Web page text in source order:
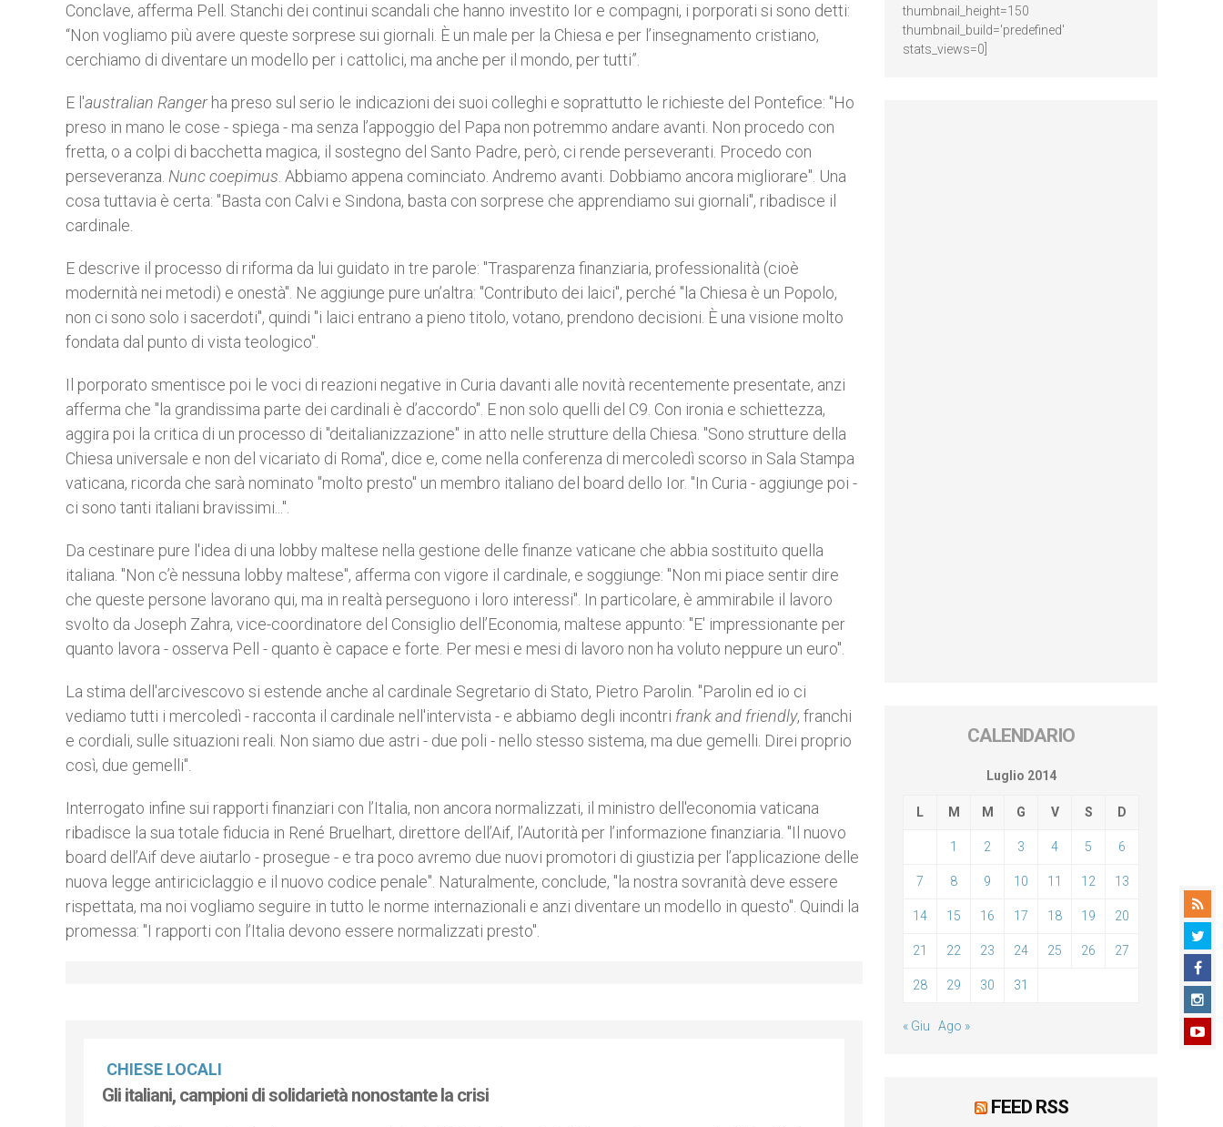
Conclave, afferma Pell. Stanchi dei continui scandali che hanno investito Ior e compagni, i porporati si sono detti:
“Non vogliamo più avere queste sorprese sui giornali. È un male per la Chiesa e per l’insegnamento cristiano,
cerchiamo di diventare un modello per i cattolici, ma anche per il mondo, per tutti”.
E l'australian Rangerha preso sul serio le indicazioni dei suoi colleghi e soprattutto le richieste del Pontefice: "Ho
preso in mano le cose - spiega - ma senza l’appoggio del Papa non potremmo andare avanti. Non procedo con
fretta, o a colpi di bacchetta magica, il sostegno del Santo Padre, però, ci rende perseveranti. Procedo con
perseveranza. Nunc coepimus . Abbiamo appena cominciato. Andremo avanti. Dobbiamo ancora migliorare". Una
cosa tuttavia è certa: "Basta con Calvi e Sindona, basta con sorprese che apprendiamo sui giornali", ribadisce il
cardinale.
E descrive il processo di riforma da lui guidato in tre parole: "Trasparenza finanziaria, professionalità (cioè
modernità nei metodi) e onestà". Ne aggiunge pure un’altra: "Contributo dei laici", perché "la Chiesa è un Popolo,
non ci sono solo i sacerdoti", quindi "i laici entrano a pieno titolo, votano, prendono decisioni. È una visione molto
fondata dal punto di vista teologico".
Il porporato smentisce poi le voci di reazioni negative in Curia davanti alle novità recentemente presentate, anzi
afferma che "la grandissima parte dei cardinali è d’accordo". E non solo quelli del C9. Con ironia e schiettezza,
aggira poi la critica di un processo di "deitalianizzazione" in atto nelle strutture della Chiesa. "Sono strutture della
Chiesa universale e non del vicariato di Roma", dice e, come nella conferenza di mercoledì scorso in Sala Stampa
vaticana, ricorda che sarà nominato "molto presto" un membro italiano del board dello Ior. "In Curia - aggiunge poi -
ci sono tanti italiani bravissimi...".
Da cestinare pure l'idea di una lobby maltese nella gestione delle finanze vaticane che abbia sostituito quella
italiana. "Non c’è nessuna lobby maltese", afferma con vigore il cardinale, e soggiunge: "Non mi piace sentir dire
che queste persone lavorano qui, ma in realtà perseguono i loro interessi". In particolare, è ammirabile il lavoro
svolto da Joseph Zahra, vice-coordinatore del Consiglio dell’Economia, maltese appunto: "E' impressionante per
quanto lavora - osserva Pell - quanto è capace e forte. Per mesi e mesi di lavoro non ha voluto neppure un euro".
La stima dell'arcivescovo si estende anche al cardinale Segretario di Stato, Pietro Parolin. "Parolin ed io ci
vediamo tutti i mercoledì - racconta il cardinale nell'intervista - e abbiamo degli incontri frank and friendly, franchi
e cordiali, sulle situazioni reali. Non siamo due astri - due poli - nello stesso sistema, ma due gemelli. Direi proprio
così, due gemelli".
Interrogato infine sui rapporti finanziari con l’Italia, non ancora normalizzati, il ministro dell'economia vaticana
ribadisce la sua totale fiducia in René Bruelhart, direttore dell’Aif, l’Autorità per l’informazione finanziaria. "Il nuovo
board dell’Aif deve aiutarlo - prosegue - e tra poco avremo due nuovi promotori di giustizia per l’applicazione delle
nuova legge antiriciclaggio e il nuovo codice penale". Naturalmente, conclude, "la nostra sovranità deve essere
rispettata, ma noi vogliamo seguire in tutto le norme internazionali e anzi diventare un modello in questo". Quindi la
promessa: "I rapporti con l’Italia devono essere normalizzati presto".
CHIESE LOCALI
Gli italiani, campioni di solidarietà nonostante la crisi
thumbnail_height=150
thumbnail_build='predefined'
stats_views=0]
CALENDARIO
Luglio 2014
L M M G V S D
1 2 3 4 5 6
7 8 9 10 11 12 13
14 15 16 17 18 19 20
21 22 23 24 25 26 27
28 29 30 31
« Giu Ago »
FEED RSS